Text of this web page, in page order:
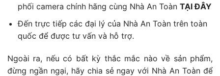
phối camera chính hãng cùng Nhà An Toàn TẠI ĐÂY
Đến trực tiếp các đại lý của Nhà An Toàn trên toàn
quốc để được tư vấn và hỗ trợ.
Ngoài ra, nếu có bất kỳ thắc mắc nào về sản phẩm,
đừng ngần ngại, hãy chia sẻ ngay với Nhà An Toàn để